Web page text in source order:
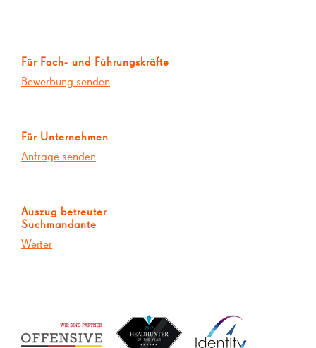
Für Fach- und Führungskräfte
Bewerbung senden
Für Unternehmen
Anfrage senden
Auszug betreuter
Suchmandante
Weiter